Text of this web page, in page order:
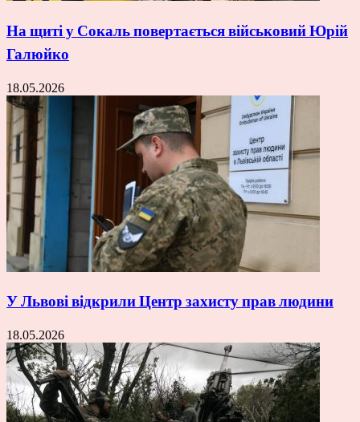
На щиті у Сокаль повертається військовий Юрій
Галюйко
18.05.2026
У Львові відкрили Центр захисту прав людини
18.05.2026